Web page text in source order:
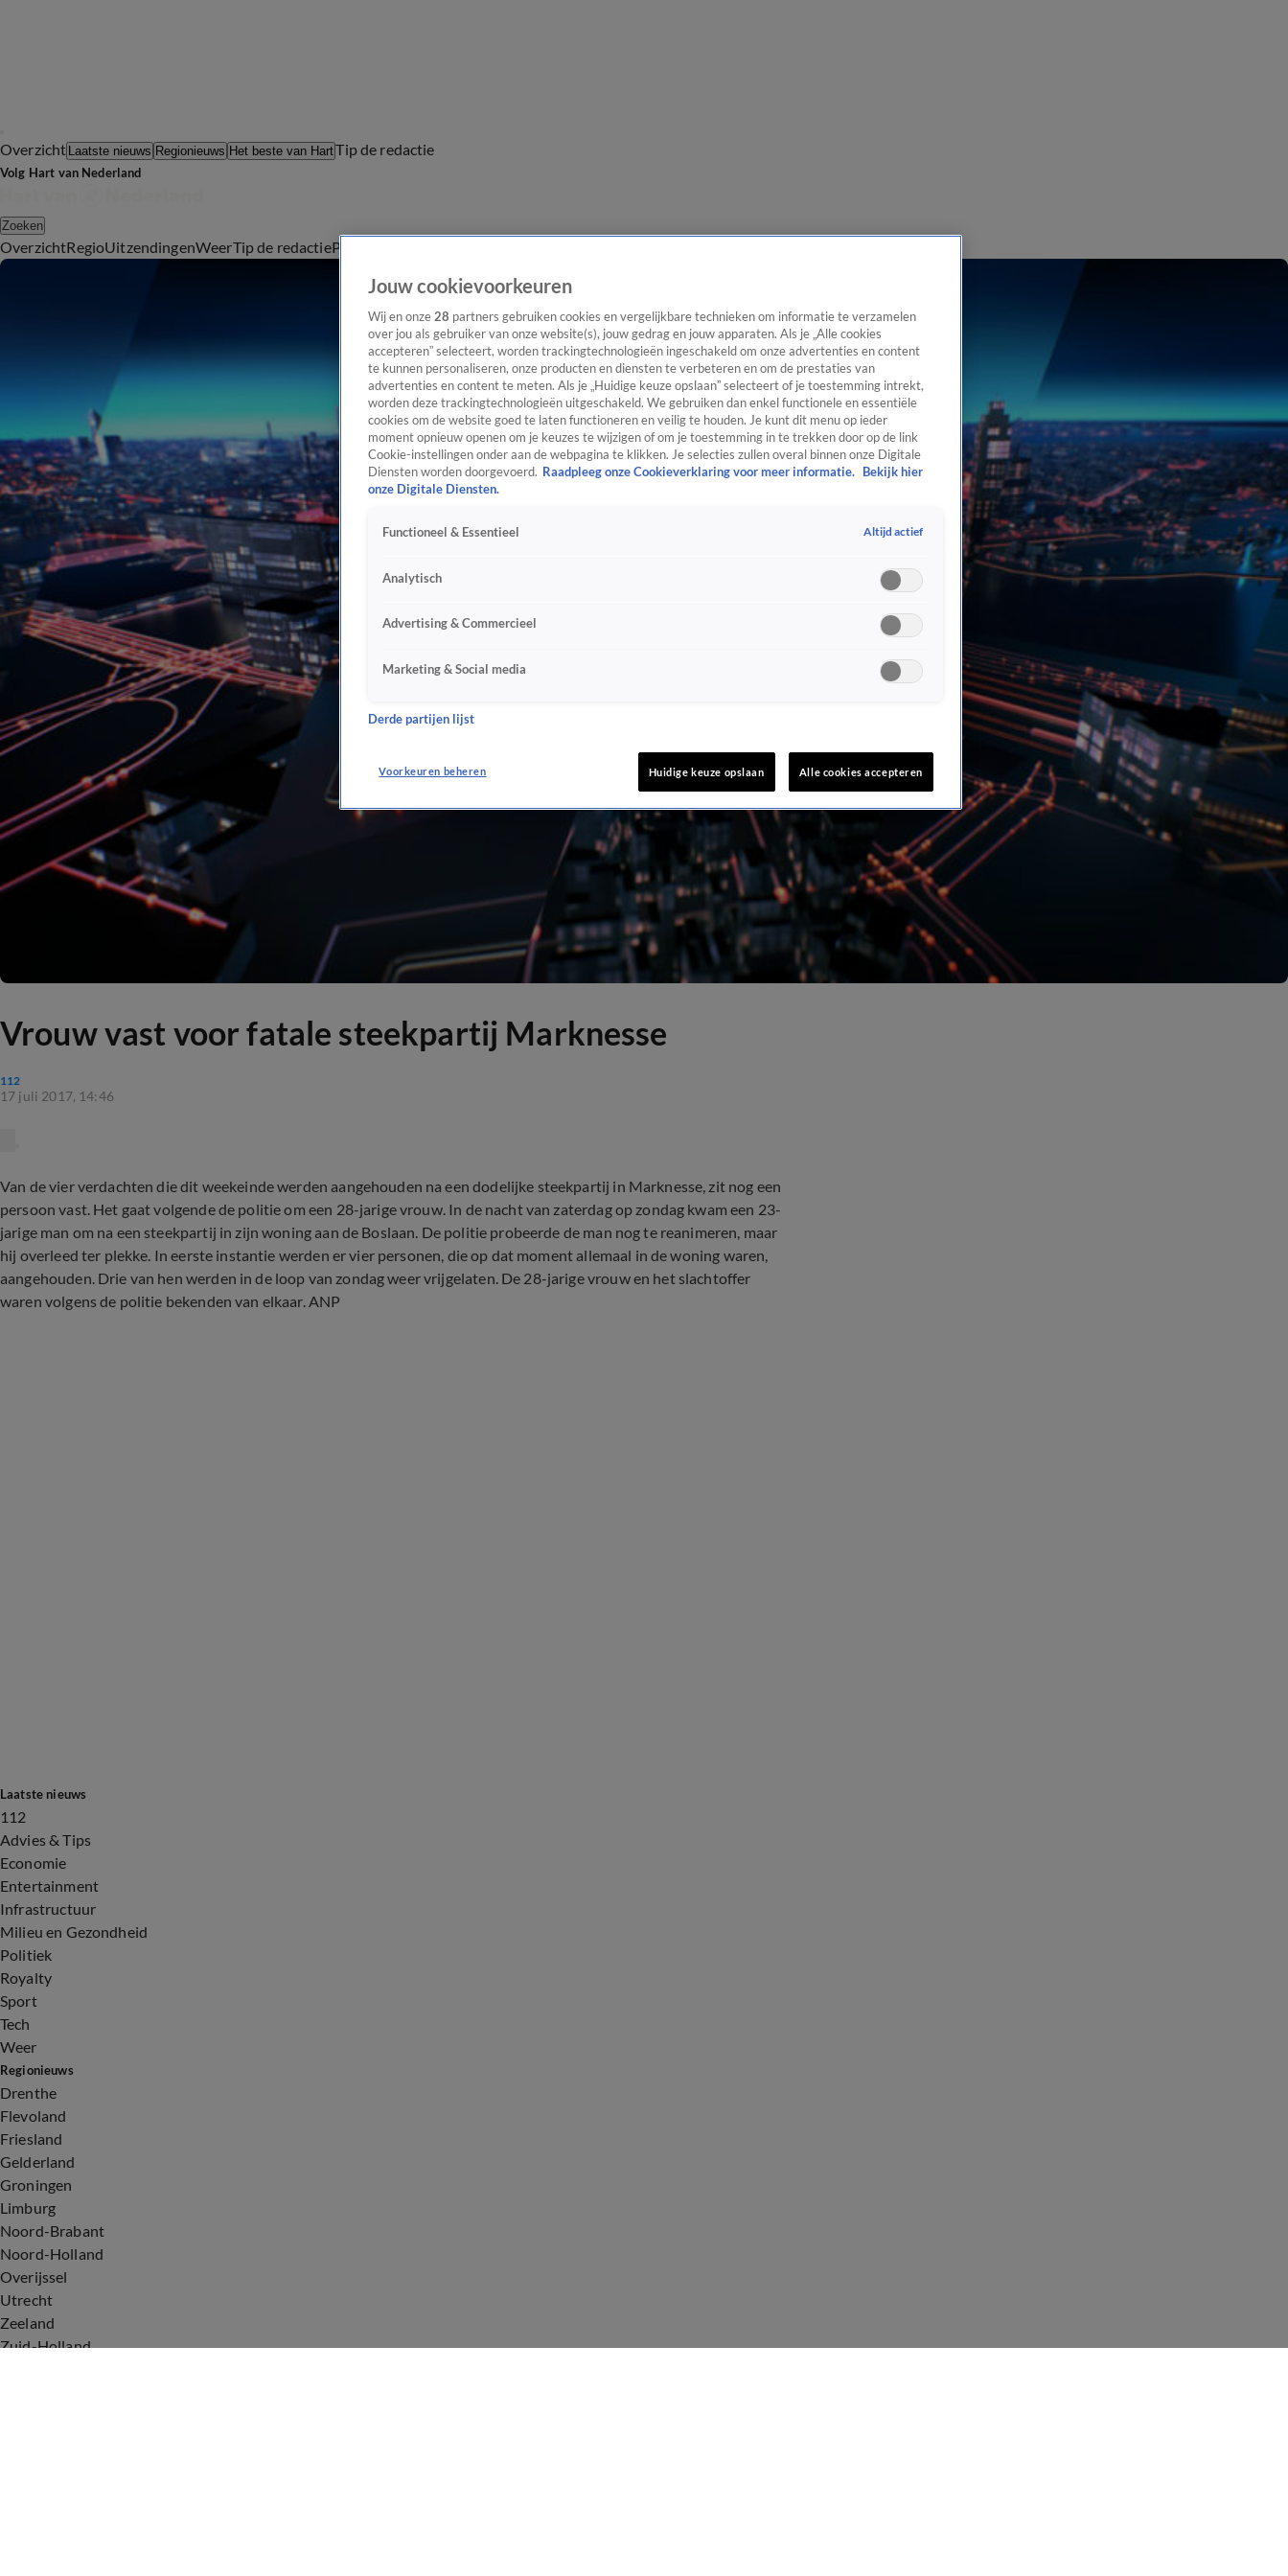
Overzicht Laatste nieuws Regionieuws Het beste van HartTip de redactie
Volg Hart van Nederland
Zoeken
OverzichtRegioUitzendingenWeerTip de redactiePanel
Vrouw vast voor fatale steekpartij Marknesse
112
17 juli 2017, 14:46
Van de vier verdachten die dit weekeinde werden aangehouden na een dodelijke steekpartij in Marknesse, zit nog een
persoon vast. Het gaat volgende de politie om een 28-jarige vrouw. In de nacht van zaterdag op zondag kwam een 23-
jarige man om na een steekpartij in zijn woning aan de Boslaan. De politie probeerde de man nog te reanimeren, maar
hij overleed ter plekke. In eerste instantie werden er vier personen, die op dat moment allemaal in de woning waren,
aangehouden. Drie van hen werden in de loop van zondag weer vrijgelaten. De 28-jarige vrouw en het slachtoffer
waren volgens de politie bekenden van elkaar. ANP
Laatste nieuws
112
Advies & Tips
Economie
Entertainment
Infrastructuur
Milieu en Gezondheid
Politiek
Royalty
Sport
Tech
Weer
Regionieuws
Drenthe
Flevoland
Friesland
Gelderland
Groningen
Limburg
Noord-Brabant
Noord-Holland
Overijssel
Utrecht
Zeeland
Zuid-Holland
Jouw cookievoorkeuren
Wij en onze 28 partners gebruiken cookies en vergelijkbare technieken om informatie te verzamelen
over jou als gebruiker van onze website(s), jouw gedrag en jouw apparaten. Als je „Alle cookies
accepteren” selecteert, worden trackingtechnologieën ingeschakeld om onze advertenties en content
te kunnen personaliseren, onze producten en diensten te verbeteren en om de prestaties van
advertenties en content te meten. Als je „Huidige keuze opslaan” selecteert of je toestemming intrekt,
worden deze trackingtechnologieën uitgeschakeld. We gebruiken dan enkel functionele en essentiële
cookies om de website goed te laten functioneren en veilig te houden. Je kunt dit menu op ieder
moment opnieuw openen om je keuzes te wijzigen of om je toestemming in te trekken door op de link
Cookie-instellingen onder aan de webpagina te klikken. Je selecties zullen overal binnen onze Digitale
Diensten worden doorgevoerd. Raadpleeg onze Cookieverklaring voor meer informatie.
Bekijk hier
onze Digitale Diensten.
Functioneel & Essentieel Altijd actief
Analytisch
Advertising & Commercieel
Marketing & Social media
Derde partijen lijst
Voorkeuren beheren Huidige keuze opslaan Alle cookies accepteren